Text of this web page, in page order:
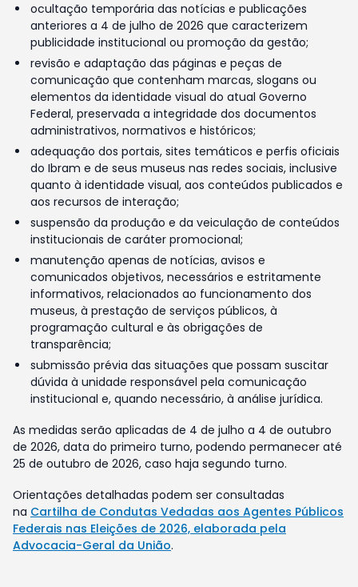
ocultação temporária das notícias e publicações
anteriores a 4 de julho de 2026 que caracterizem
publicidade institucional ou promoção da gestão;
revisão e adaptação das páginas e peças de
comunicação que contenham marcas, slogans ou
elementos da identidade visual do atual Governo
Federal, preservada a integridade dos documentos
administrativos, normativos e históricos;
adequação dos portais, sites temáticos e perfis oficiais
do Ibram e de seus museus nas redes sociais, inclusive
quanto à identidade visual, aos conteúdos publicados e
aos recursos de interação;
suspensão da produção e da veiculação de conteúdos
institucionais de caráter promocional;
manutenção apenas de notícias, avisos e
comunicados objetivos, necessários e estritamente
informativos, relacionados ao funcionamento dos
museus, à prestação de serviços públicos, à
programação cultural e às obrigações de
transparência;
submissão prévia das situações que possam suscitar
dúvida à unidade responsável pela comunicação
institucional e, quando necessário, à análise jurídica.
As medidas serão aplicadas de 4 de julho a 4 de outubro
de 2026, data do primeiro turno, podendo permanecer até
25 de outubro de 2026, caso haja segundo turno.
Orientações detalhadas podem ser consultadas
na Cartilha de Condutas Vedadas aos Agentes Públicos
Federais nas Eleições de 2026, elaborada pela
Advocacia-Geral da União.